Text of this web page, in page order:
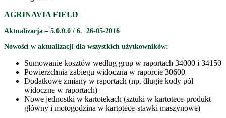
AGRINAVIA FIELD
Aktualizacja – 5.0.0.0 / 6. 26-05-2016
Nowości w aktualizacji dla wszystkich użytkowników:
Sumowanie kosztów według grup w raportach 34000 i 34150
Powierzchnia zabiegu widoczna w raporcie 30600
Dodatkowe zmiany w raportach (np. długie kody pól
widoczne w raportach)
Nowe jednostki w kartotekach (sztuki w kartotece-produkt
główny i motogodzina w kartotece-stawki maszynowe)